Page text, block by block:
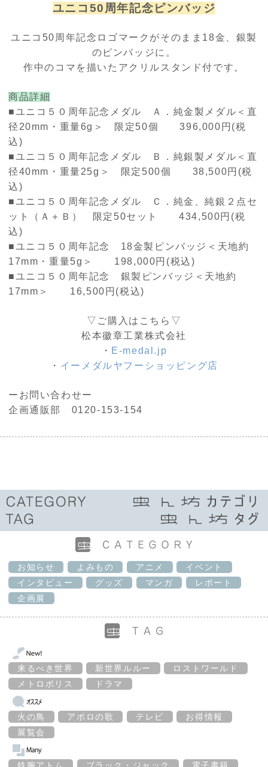
ユニコ50周年記念ピンバッジ
ユニコ50周年記念ロゴマークがそのまま18金、銀製
のピンバッジに。
作中のコマを描いたアクリルスタンド付です。
商品詳細
■ユニコ５０周年記念メダル Ａ．純金製メダル＜直
径20mm・重量6g＞ 限定50個 396,000円(税
込)
■ユニコ５０周年記念メダル Ｂ．純銀製メダル＜直
径40mm・重量25g＞ 限定500個 38,500円(税
込)
■ユニコ５０周年記念メダル Ｃ．純金、純銀２点セ
ット（Ａ＋Ｂ） 限定50セット 434,500円(税
込)
■ユニコ５０周年記念 18金製ピンバッジ＜天地約
17mm・重量5g＞ 198,000円(税込)
■ユニコ５０周年記念 銀製ピンバッジ＜天地約
17mm＞ 16,500円(税込)
▽ご購入はこちら▽
松本徽章工業株式会社
・ E-medal.jp
・ イーメダルヤフーショッピング店
ーお問い合わせー
企画通販部 0120-153-154
お知らせ よみもの アニメ
イベント
インタビュー
グッズ マンガ
レポート
企画展
来るべき世界 新世界ルルー
ロストワールド
メトロポリス
ドラマ
火の鳥 アポロの歌 テレビ
お得情報
展覧会